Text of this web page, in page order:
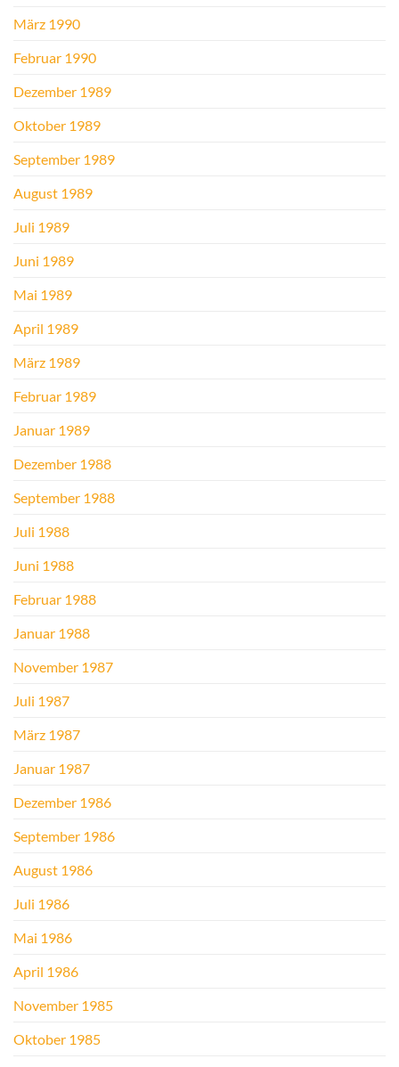
März 1990
Februar 1990
Dezember 1989
Oktober 1989
September 1989
August 1989
Juli 1989
Juni 1989
Mai 1989
April 1989
März 1989
Februar 1989
Januar 1989
Dezember 1988
September 1988
Juli 1988
Juni 1988
Februar 1988
Januar 1988
November 1987
Juli 1987
März 1987
Januar 1987
Dezember 1986
September 1986
August 1986
Juli 1986
Mai 1986
April 1986
November 1985
Oktober 1985